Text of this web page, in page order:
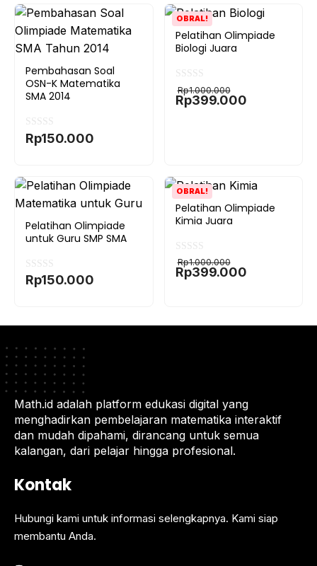
Pembahasan Soal
OSN-K Matematika
SMA 2014
0
o
f
5
Rp150.000
OBRAL!
Pelatihan Olimpiade
Biologi Juara
0
o
u
Rp1.000.000
Harga
aslinya
adalah:
Rp399.000
Harga
saat
ini
Pelatihan Olimpiade
untuk Guru SMP SMA
0
o
f
Rp150.000
OBRAL!
Pelatihan Olimpiade
Kimia Juara
0
o
u
Rp1.000.000
Harga
aslinya
adalah:
Rp399.000
Harga
saat
ini
Math.id adalah platform edukasi digital yang
menghadirkan pembelajaran matematika interaktif
dan mudah dipahami, dirancang untuk semua
kalangan, dari pelajar hingga profesional.
Kontak
Hubungi kami untuk informasi selengkapnya. Kami siap
membantu Anda.